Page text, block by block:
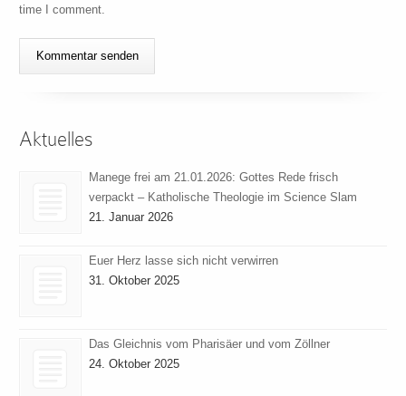
time I comment.
Aktuelles
Manege frei am 21.01.2026: Gottes Rede frisch
verpackt – Katholische Theologie im Science Slam
21. Januar 2026
Euer Herz lasse sich nicht verwirren
31. Oktober 2025
Das Gleichnis vom Pharisäer und vom Zöllner
24. Oktober 2025